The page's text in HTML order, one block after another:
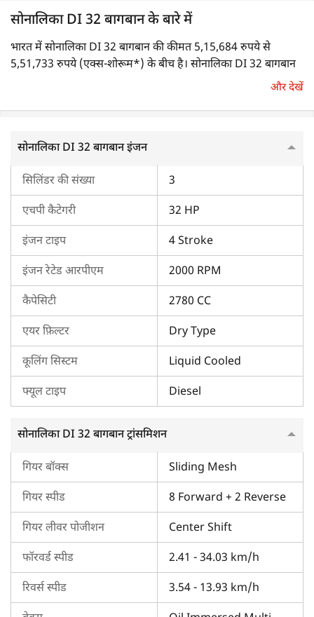
सोनालिका DI 32 बागबान के बारे में
भारत में सोनालिका DI 32 बागबान की कीमत 5,15,684 रुपये से
5,51,733 रुपये (एक्स-शोरूम*) के बीच है। सोनालिका DI 32 बागबान
यह सोनालिका ट्रैक्टर 2000 RPM पर चलने पर 32 एचपी का पॉवर
आउटपुट देता है। इसमें 2780 CC इंजन क्षमता वाला 3-सिलेंडर इंजन है।
कूलिंग सिस्टम लिक्विड-कूल्ड है, और इसका एयर फिल्टर ड्राई टाइप का है।
सोनालिका DI 32 बागबान का ट्रांसमिशन
इस ट्रैक्टर के ट्रांसमिशन सिस्टम में स्लाइडिंग मेश गियरबॉक्स होता है।
इसकी गियर स्पीड 8 फॉरवर्ड + 2 रिवर्स गियर हैं, और इसमें सेंटर शिफ्ट
गियर लीवर भी है। इस ट्रैक्टर की अधिकतम फॉरवर्ड स्पीड 34.03 किमी/
घंटा है।
सोनालिका DI 32 बागबान का ब्रेक एवं स्टीयरिंग
इस ट्रैक्टर में दो ब्रेकिंग विकल्प हैं, जिसमें ऑयल-इमर्स्ड मल्टी-डिस्क ब्रेक /
ड्राई डिस्क ब्रेक शामिल हैं।
इसमें मैकेनिकल/पावर स्टीयरिंग का विकल्प भी है।
सोनालिका DI 32 बागबान का PTO एवं हाइड्रोलिक्स
यह ट्रैक्टर 540 RPM की स्टैंडर्ड PTO स्पीड के साथ आता है।
इसकी लिफ्टिंग क्षमता 1336 किलोग्राम है। इसमें ADDC हाइड्रोलिक्स भी
है।
सोनालिका DI 32 बागबान का टायर साइज़
इस सोनालिका ट्रैक्टर में आगे के टायर का साइज़ 5.0 X 15 और पीछे के
टायर का साइज़ 12.4 X 24 है।
और देखें
सोनालिका DI 32 बागबान इंजन
सिलिंडर की संख्या 3
एचपी कैटेगरी 32 HP
इंजन टाइप 4 Stroke
इंजन रेटेड आरपीएम 2000 RPM
कैपेसिटी 2780 CC
एयर फ़िल्टर Dry Type
कूलिंग सिस्टम Liquid Cooled
फ्यूल टाइप Diesel
सोनालिका DI 32 बागबान ट्रांसमिशन
गियर बॉक्स Sliding Mesh
गियर स्पीड 8 Forward + 2 Reverse
गियर लीवर पोजीशन Center Shift
फॉरवर्ड स्पीड 2.41 - 34.03 km/h
रिवर्स स्पीड 3.54 - 13.93 km/h